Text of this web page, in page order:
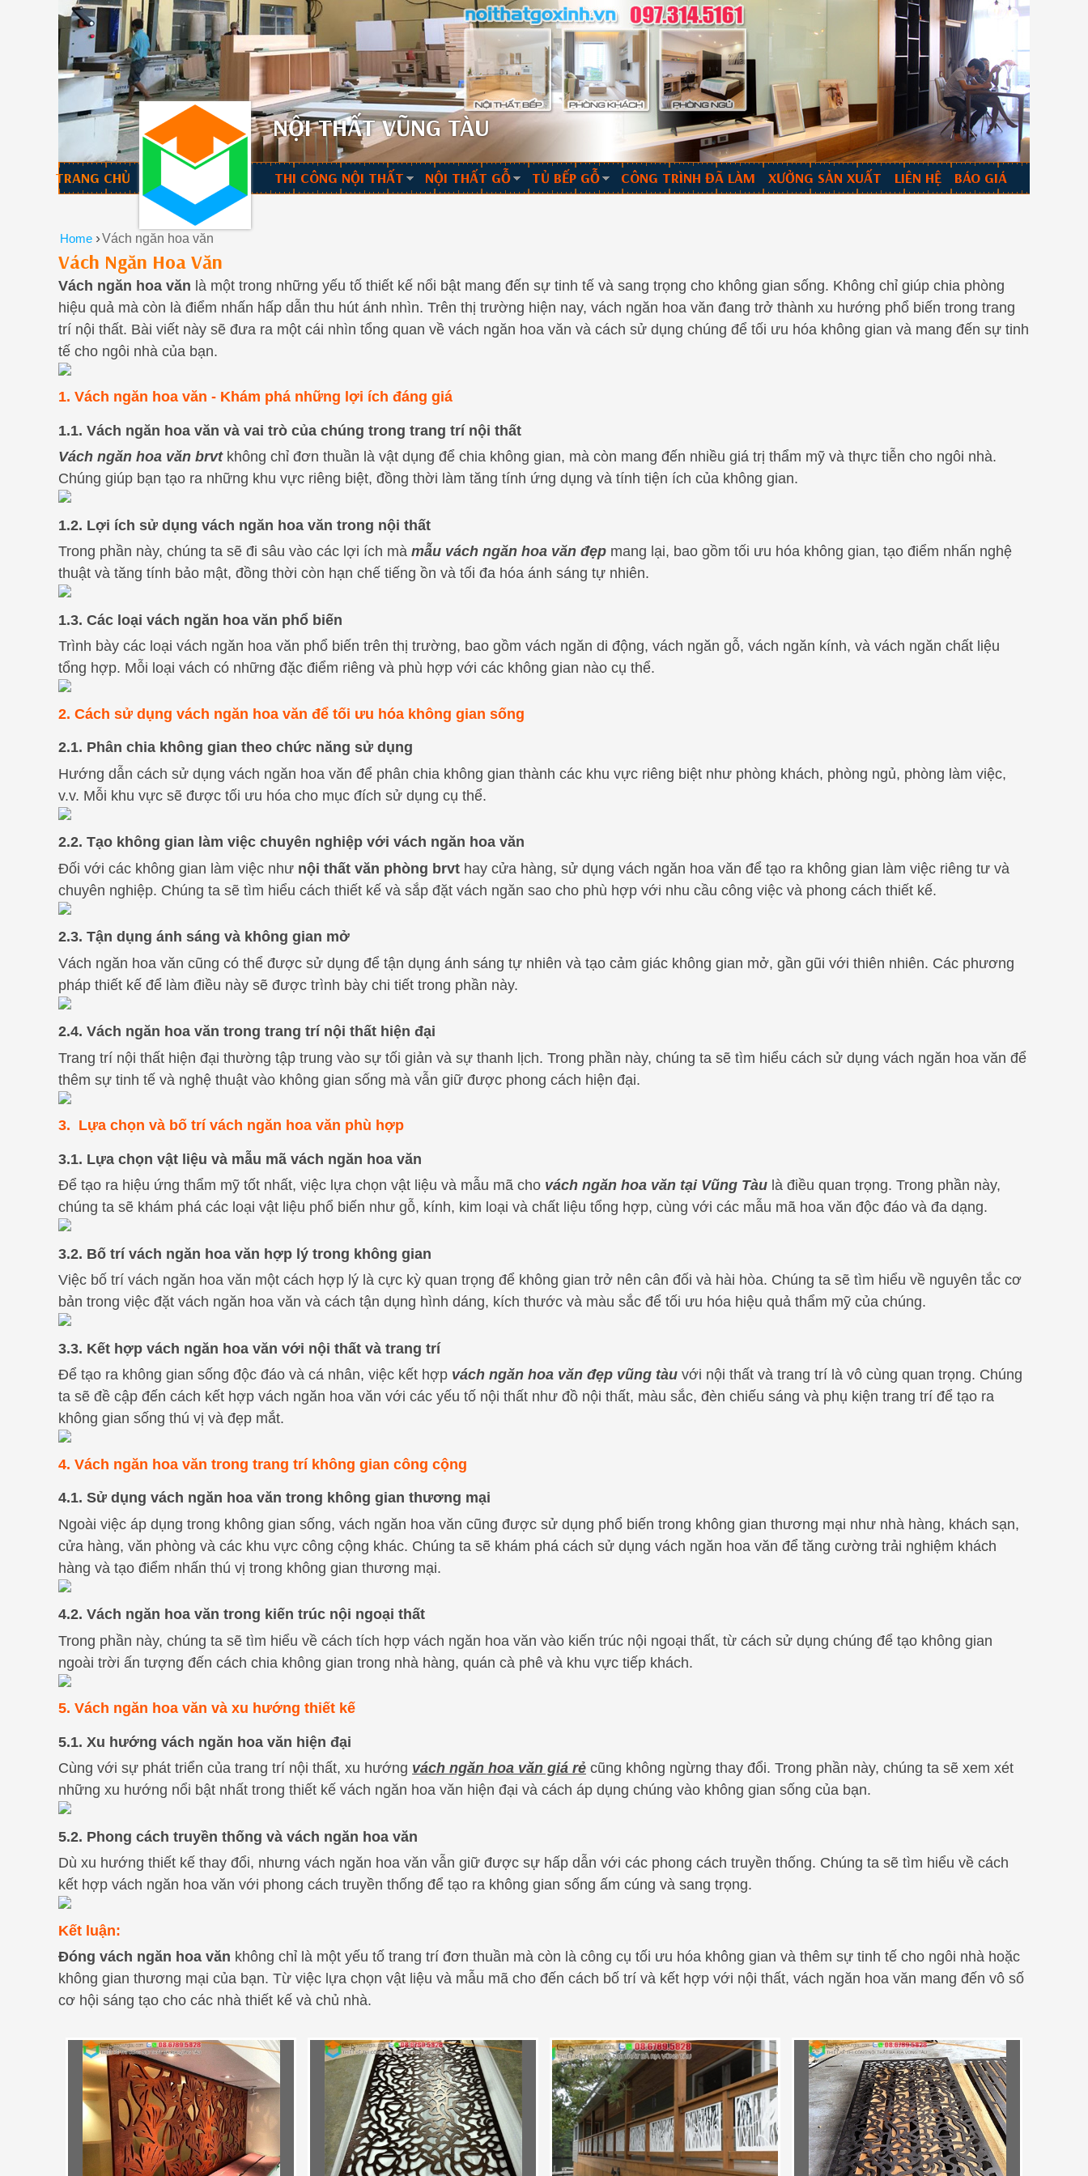
NỘI THẤT VŨNG TÀU
TRANG CHỦ THI CÔNG NỘI THẤT NỘI THẤT GỖ TỦ BẾP GỖ CÔNG TRÌNH ĐÃ LÀM XƯỞNG SẢN XUẤT LIÊN HỆ BÁO GIÁ
Home ›Vách ngăn hoa văn
Vách Ngăn Hoa Văn
Vách ngăn hoa văn là một trong những yếu tố thiết kế nổi bật mang đến sự tinh tế và sang trọng cho không gian sống. Không chỉ giúp chia phòng
hiệu quả mà còn là điểm nhấn hấp dẫn thu hút ánh nhìn. Trên thị trường hiện nay, vách ngăn hoa văn đang trở thành xu hướng phổ biến trong trang
trí nội thất. Bài viết này sẽ đưa ra một cái nhìn tổng quan về vách ngăn hoa văn và cách sử dụng chúng để tối ưu hóa không gian và mang đến sự tinh
tế cho ngôi nhà của bạn.
1. Vách ngăn hoa văn - Khám phá những lợi ích đáng giá
1.1. Vách ngăn hoa văn và vai trò của chúng trong trang trí nội thất
Vách ngăn hoa văn brvtkhông chỉ đơn thuần là vật dụng để chia không gian, mà còn mang đến nhiều giá trị thẩm mỹ và thực tiễn cho ngôi nhà.
Chúng giúp bạn tạo ra những khu vực riêng biệt, đồng thời làm tăng tính ứng dụng và tính tiện ích của không gian.
1.2. Lợi ích sử dụng vách ngăn hoa văn trong nội thất
Trong phần này, chúng ta sẽ đi sâu vào các lợi ích mà mẫu vách ngăn hoa văn đẹp mang lại, bao gồm tối ưu hóa không gian, tạo điểm nhấn nghệ
thuật và tăng tính bảo mật, đồng thời còn hạn chế tiếng ồn và tối đa hóa ánh sáng tự nhiên.
1.3. Các loại vách ngăn hoa văn phổ biến
Trình bày các loại vách ngăn hoa văn phổ biến trên thị trường, bao gồm vách ngăn di động, vách ngăn gỗ, vách ngăn kính, và vách ngăn chất liệu
tổng hợp. Mỗi loại vách có những đặc điểm riêng và phù hợp với các không gian nào cụ thể.
2. Cách sử dụng vách ngăn hoa văn để tối ưu hóa không gian sống
2.1. Phân chia không gian theo chức năng sử dụng
Hướng dẫn cách sử dụng vách ngăn hoa văn để phân chia không gian thành các khu vực riêng biệt như phòng khách, phòng ngủ, phòng làm việc,
v.v. Mỗi khu vực sẽ được tối ưu hóa cho mục đích sử dụng cụ thể.
2.2. Tạo không gian làm việc chuyên nghiệp với vách ngăn hoa văn
Đối với các không gian làm việc như nội thất văn phòng brvt hay cửa hàng, sử dụng vách ngăn hoa văn để tạo ra không gian làm việc riêng tư và
chuyên nghiệp. Chúng ta sẽ tìm hiểu cách thiết kế và sắp đặt vách ngăn sao cho phù hợp với nhu cầu công việc và phong cách thiết kế.
2.3. Tận dụng ánh sáng và không gian mở
Vách ngăn hoa văn cũng có thể được sử dụng để tận dụng ánh sáng tự nhiên và tạo cảm giác không gian mở, gần gũi với thiên nhiên. Các phương
pháp thiết kế để làm điều này sẽ được trình bày chi tiết trong phần này.
2.4. Vách ngăn hoa văn trong trang trí nội thất hiện đại
Trang trí nội thất hiện đại thường tập trung vào sự tối giản và sự thanh lịch. Trong phần này, chúng ta sẽ tìm hiểu cách sử dụng vách ngăn hoa văn để
thêm sự tinh tế và nghệ thuật vào không gian sống mà vẫn giữ được phong cách hiện đại.
3. Lựa chọn và bố trí vách ngăn hoa văn phù hợp
3.1. Lựa chọn vật liệu và mẫu mã vách ngăn hoa văn
Để tạo ra hiệu ứng thẩm mỹ tốt nhất, việc lựa chọn vật liệu và mẫu mã cho vách ngăn hoa văn tại Vũng Tàu là điều quan trọng. Trong phần này,
chúng ta sẽ khám phá các loại vật liệu phổ biến như gỗ, kính, kim loại và chất liệu tổng hợp, cùng với các mẫu mã hoa văn độc đáo và đa dạng.
3.2. Bố trí vách ngăn hoa văn hợp lý trong không gian
Việc bố trí vách ngăn hoa văn một cách hợp lý là cực kỳ quan trọng để không gian trở nên cân đối và hài hòa. Chúng ta sẽ tìm hiểu về nguyên tắc cơ
bản trong việc đặt vách ngăn hoa văn và cách tận dụng hình dáng, kích thước và màu sắc để tối ưu hóa hiệu quả thẩm mỹ của chúng.
3.3. Kết hợp vách ngăn hoa văn với nội thất và trang trí
Để tạo ra không gian sống độc đáo và cá nhân, việc kết hợp vách ngăn hoa văn đẹp vũng tàu với nội thất và trang trí là vô cùng quan trọng. Chúng
ta sẽ đề cập đến cách kết hợp vách ngăn hoa văn với các yếu tố nội thất như đồ nội thất, màu sắc, đèn chiếu sáng và phụ kiện trang trí để tạo ra
không gian sống thú vị và đẹp mắt.
4. Vách ngăn hoa văn trong trang trí không gian công cộng
4.1. Sử dụng vách ngăn hoa văn trong không gian thương mại
Ngoài việc áp dụng trong không gian sống, vách ngăn hoa văn cũng được sử dụng phổ biến trong không gian thương mại như nhà hàng, khách sạn,
cửa hàng, văn phòng và các khu vực công cộng khác. Chúng ta sẽ khám phá cách sử dụng vách ngăn hoa văn để tăng cường trải nghiệm khách
hàng và tạo điểm nhấn thú vị trong không gian thương mại.
4.2. Vách ngăn hoa văn trong kiến trúc nội ngoại thất
Trong phần này, chúng ta sẽ tìm hiểu về cách tích hợp vách ngăn hoa văn vào kiến trúc nội ngoại thất, từ cách sử dụng chúng để tạo không gian
ngoài trời ấn tượng đến cách chia không gian trong nhà hàng, quán cà phê và khu vực tiếp khách.
5. Vách ngăn hoa văn và xu hướng thiết kế
5.1. Xu hướng vách ngăn hoa văn hiện đại
Cùng với sự phát triển của trang trí nội thất, xu hướng vách ngăn hoa văn giá rẻ cũng không ngừng thay đổi. Trong phần này, chúng ta sẽ xem xét
những xu hướng nổi bật nhất trong thiết kế vách ngăn hoa văn hiện đại và cách áp dụng chúng vào không gian sống của bạn.
5.2. Phong cách truyền thống và vách ngăn hoa văn
Dù xu hướng thiết kế thay đổi, nhưng vách ngăn hoa văn vẫn giữ được sự hấp dẫn với các phong cách truyền thống. Chúng ta sẽ tìm hiểu về cách
kết hợp vách ngăn hoa văn với phong cách truyền thống để tạo ra không gian sống ấm cúng và sang trọng.
Kết luận:
Đóng vách ngăn hoa văn không chỉ là một yếu tố trang trí đơn thuần mà còn là công cụ tối ưu hóa không gian và thêm sự tinh tế cho ngôi nhà hoặc
không gian thương mại của bạn. Từ việc lựa chọn vật liệu và mẫu mã cho đến cách bố trí và kết hợp với nội thất, vách ngăn hoa văn mang đến vô số
cơ hội sáng tạo cho các nhà thiết kế và chủ nhà.